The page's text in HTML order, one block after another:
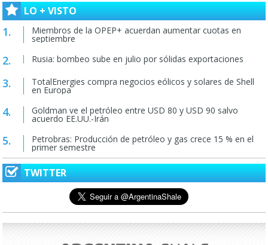
LO + VISTO
Miembros de la OPEP+ acuerdan aumentar cuotas en
septiembre
Rusia: bombeo sube en julio por sólidas exportaciones
TotalEnergies compra negocios eólicos y solares de Shell
en Europa
Goldman ve el petróleo entre USD 80 y USD 90 salvo
acuerdo EE.UU.-Irán
Petrobras: Producción de petróleo y gas crece 15 % en el
primer semestre
TWITTER